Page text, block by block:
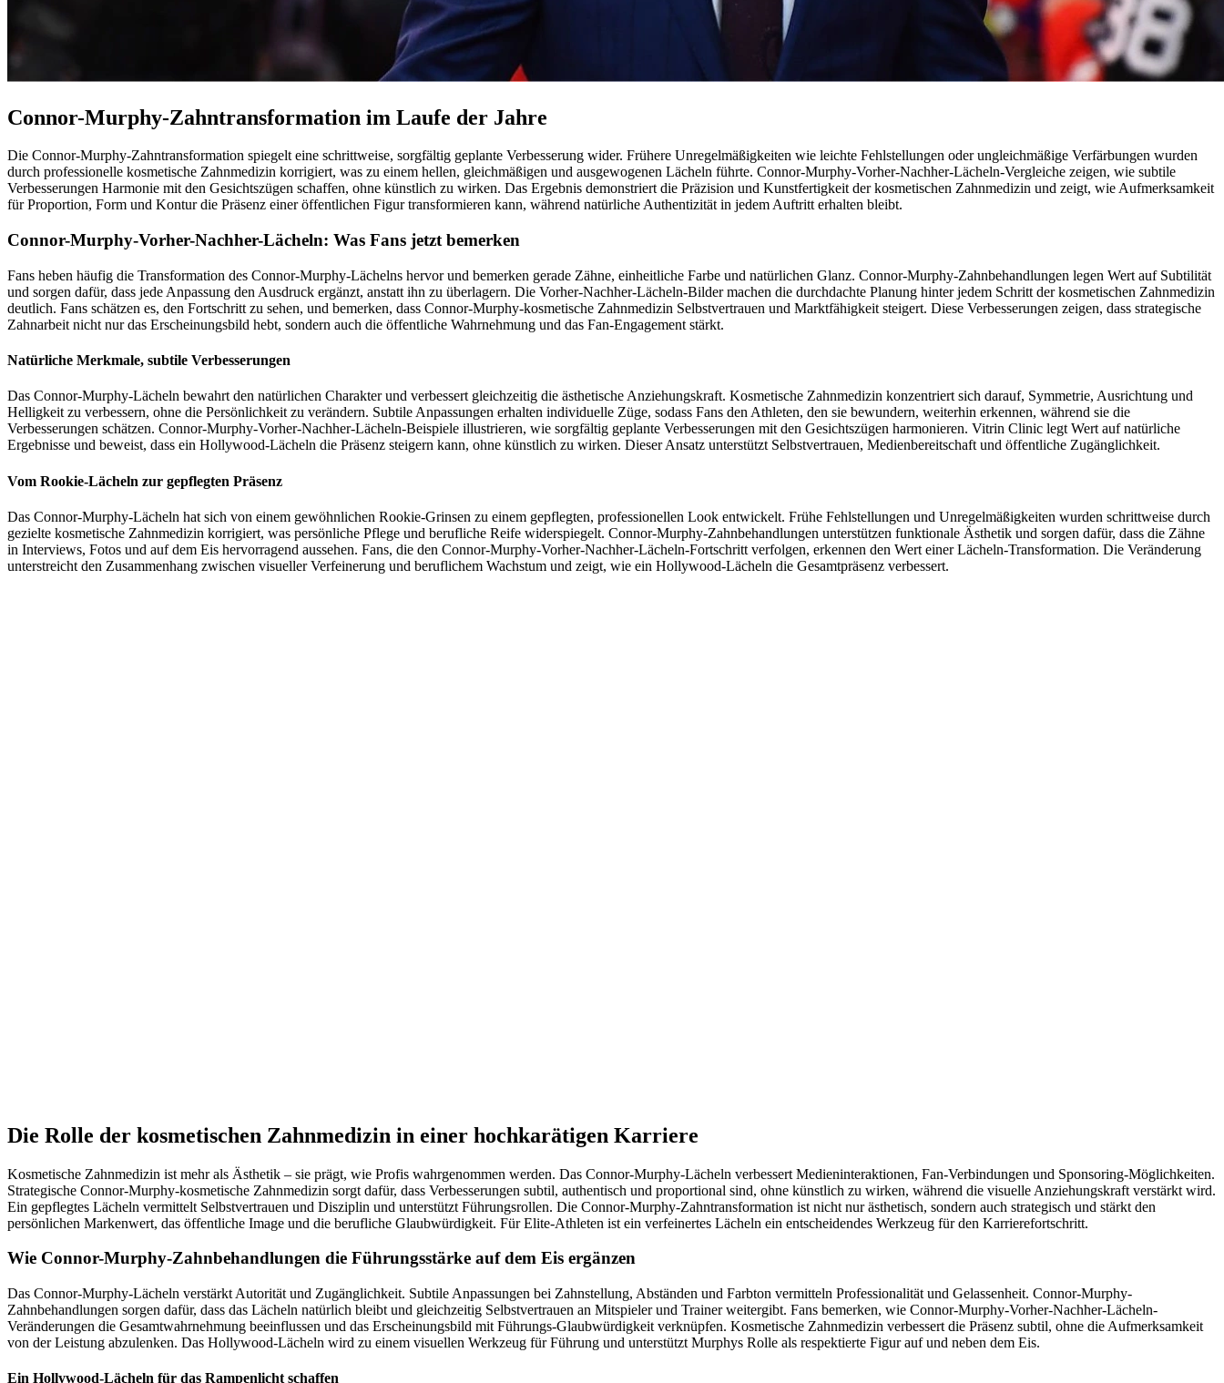
Connor-Murphy-Zahntransformation im Laufe der Jahre
Die Connor-Murphy-Zahntransformation spiegelt eine schrittweise, sorgfältig geplante Verbesserung wider. Frühere Unregelmäßigkeiten wie leichte Fehlstellungen oder ungleichmäßige Verfärbungen wurden
durch professionelle kosmetische Zahnmedizin korrigiert, was zu einem hellen, gleichmäßigen und ausgewogenen Lächeln führte. Connor-Murphy-Vorher-Nachher-Lächeln-Vergleiche zeigen, wie subtile
Verbesserungen Harmonie mit den Gesichtszügen schaffen, ohne künstlich zu wirken. Das Ergebnis demonstriert die Präzision und Kunstfertigkeit der kosmetischen Zahnmedizin und zeigt, wie Aufmerksamkeit
für Proportion, Form und Kontur die Präsenz einer öffentlichen Figur transformieren kann, während natürliche Authentizität in jedem Auftritt erhalten bleibt.
Connor-Murphy-Vorher-Nachher-Lächeln: Was Fans jetzt bemerken
Fans heben häufig die Transformation des Connor-Murphy-Lächelns hervor und bemerken gerade Zähne, einheitliche Farbe und natürlichen Glanz. Connor-Murphy-Zahnbehandlungen legen Wert auf Subtilität
und sorgen dafür, dass jede Anpassung den Ausdruck ergänzt, anstatt ihn zu überlagern. Die Vorher-Nachher-Lächeln-Bilder machen die durchdachte Planung hinter jedem Schritt der kosmetischen Zahnmedizin
deutlich. Fans schätzen es, den Fortschritt zu sehen, und bemerken, dass Connor-Murphy-kosmetische Zahnmedizin Selbstvertrauen und Marktfähigkeit steigert. Diese Verbesserungen zeigen, dass strategische
Zahnarbeit nicht nur das Erscheinungsbild hebt, sondern auch die öffentliche Wahrnehmung und das Fan-Engagement stärkt.
Natürliche Merkmale, subtile Verbesserungen
Das Connor-Murphy-Lächeln bewahrt den natürlichen Charakter und verbessert gleichzeitig die ästhetische Anziehungskraft. Kosmetische Zahnmedizin konzentriert sich darauf, Symmetrie, Ausrichtung und
Helligkeit zu verbessern, ohne die Persönlichkeit zu verändern. Subtile Anpassungen erhalten individuelle Züge, sodass Fans den Athleten, den sie bewundern, weiterhin erkennen, während sie die
Verbesserungen schätzen. Connor-Murphy-Vorher-Nachher-Lächeln-Beispiele illustrieren, wie sorgfältig geplante Verbesserungen mit den Gesichtszügen harmonieren. Vitrin Clinic legt Wert auf natürliche
Ergebnisse und beweist, dass ein Hollywood-Lächeln die Präsenz steigern kann, ohne künstlich zu wirken. Dieser Ansatz unterstützt Selbstvertrauen, Medienbereitschaft und öffentliche Zugänglichkeit.
Vom Rookie-Lächeln zur gepflegten Präsenz
Das Connor-Murphy-Lächeln hat sich von einem gewöhnlichen Rookie-Grinsen zu einem gepflegten, professionellen Look entwickelt. Frühe Fehlstellungen und Unregelmäßigkeiten wurden schrittweise durch
gezielte kosmetische Zahnmedizin korrigiert, was persönliche Pflege und berufliche Reife widerspiegelt. Connor-Murphy-Zahnbehandlungen unterstützen funktionale Ästhetik und sorgen dafür, dass die Zähne
in Interviews, Fotos und auf dem Eis hervorragend aussehen. Fans, die den Connor-Murphy-Vorher-Nachher-Lächeln-Fortschritt verfolgen, erkennen den Wert einer Lächeln-Transformation. Die Veränderung
unterstreicht den Zusammenhang zwischen visueller Verfeinerung und beruflichem Wachstum und zeigt, wie ein Hollywood-Lächeln die Gesamtpräsenz verbessert.
Die Rolle der kosmetischen Zahnmedizin in einer hochkarätigen Karriere
Kosmetische Zahnmedizin ist mehr als Ästhetik – sie prägt, wie Profis wahrgenommen werden. Das Connor-Murphy-Lächeln verbessert Medieninteraktionen, Fan-Verbindungen und Sponsoring-Möglichkeiten.
Strategische Connor-Murphy-kosmetische Zahnmedizin sorgt dafür, dass Verbesserungen subtil, authentisch und proportional sind, ohne künstlich zu wirken, während die visuelle Anziehungskraft verstärkt wird.
Ein gepflegtes Lächeln vermittelt Selbstvertrauen und Disziplin und unterstützt Führungsrollen. Die Connor-Murphy-Zahntransformation ist nicht nur ästhetisch, sondern auch strategisch und stärkt den
persönlichen Markenwert, das öffentliche Image und die berufliche Glaubwürdigkeit. Für Elite-Athleten ist ein verfeinertes Lächeln ein entscheidendes Werkzeug für den Karrierefortschritt.
Wie Connor-Murphy-Zahnbehandlungen die Führungsstärke auf dem Eis ergänzen
Das Connor-Murphy-Lächeln verstärkt Autorität und Zugänglichkeit. Subtile Anpassungen bei Zahnstellung, Abständen und Farbton vermitteln Professionalität und Gelassenheit. Connor-Murphy-
Zahnbehandlungen sorgen dafür, dass das Lächeln natürlich bleibt und gleichzeitig Selbstvertrauen an Mitspieler und Trainer weitergibt. Fans bemerken, wie Connor-Murphy-Vorher-Nachher-Lächeln-
Veränderungen die Gesamtwahrnehmung beeinflussen und das Erscheinungsbild mit Führungs-Glaubwürdigkeit verknüpfen. Kosmetische Zahnmedizin verbessert die Präsenz subtil, ohne die Aufmerksamkeit
von der Leistung abzulenken. Das Hollywood-Lächeln wird zu einem visuellen Werkzeug für Führung und unterstützt Murphys Rolle als respektierte Figur auf und neben dem Eis.
Ein Hollywood-Lächeln für das Rampenlicht schaffen